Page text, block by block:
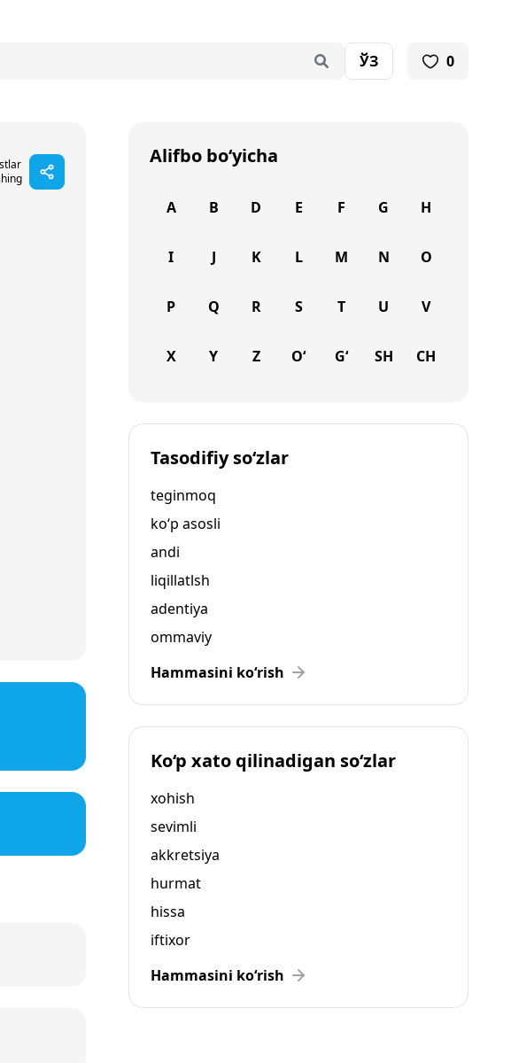
ЎЗ 0
Alifbo bo‘yicha
A B D E F G H
I J K L M N O
P Q R S T U V
X Y Z O‘ G‘ SH CH
Tasodifiy so‘zlar
teginmoq
ko‘p asosli
andi
liqillatlsh
adentiya
ommaviy
Hammasini ko‘rish
Ko‘p xato qilinadigan so‘zlar
xohish
sevimli
akkretsiya
hurmat
hissa
iftixor
Hammasini ko‘rish